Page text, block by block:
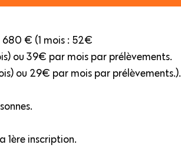
€ (1 mois : 52€
ou 39€ par mois par prélèvements.
ou 29€ par mois par prélèvements.).
1ère inscription.